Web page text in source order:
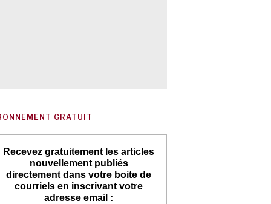
GRATUIT
Recevez gratuitement les articles
nouvellement publiés
directement dans votre boite de
courriels en inscrivant votre
adresse email :